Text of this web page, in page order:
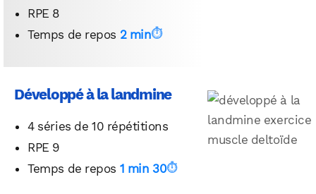
RPE 8
Temps de repos 2 min
Développé à la landmine
4 séries de 10 répétitions
RPE 9
Temps de repos 1 min 30